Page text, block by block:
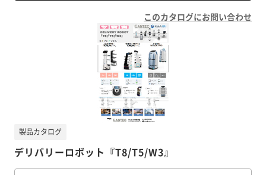
このカタログにお問い合わせ
デリバリーロボット『T8/T5/W3』
製品カタログ